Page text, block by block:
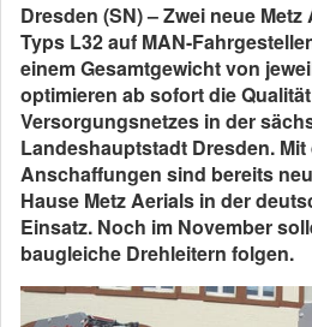
Dresden (SN) – Zwei neue
Typs L32 auf MAN-
einem Gesamtgewicht von
optimieren ab sofort die
Versorgungsnetzes in der
Landeshauptstadt Dresden. Mit
Anschaffungen sind bereits
Hause Metz Aerials in der
Einsatz. Noch im November
baugleiche Drehleitern folgen.